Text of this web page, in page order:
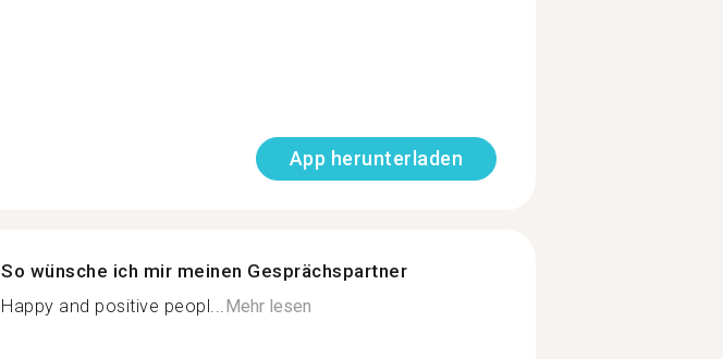
App herunterladen
So wünsche ich mir meinen Gesprächspartner
Happy and positive peopl...Mehr lesen